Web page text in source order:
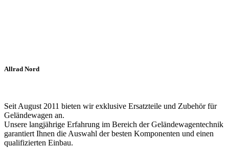
werden
Allrad Nord
Seit August 2011 bieten wir exklusive Ersatzteile und Zubehör für
Geländewagen an.
Unsere langjährige Erfahrung im Bereich der Geländewagentechnik
garantiert Ihnen die Auswahl der besten Komponenten und einen
qualifizierten Einbau.